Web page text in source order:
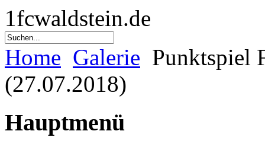
1fcwaldstein.de
Home Galerie Punktspiel
(27.07.2018)
Hauptmenü